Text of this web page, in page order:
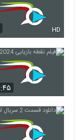
HD